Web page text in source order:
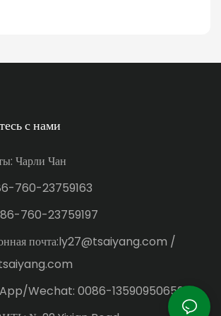
с нами
Чарли Чан
760-23759163
760-23759197
почта:ly27@tsaiyang.com /
Wechat: 0086-13590950659